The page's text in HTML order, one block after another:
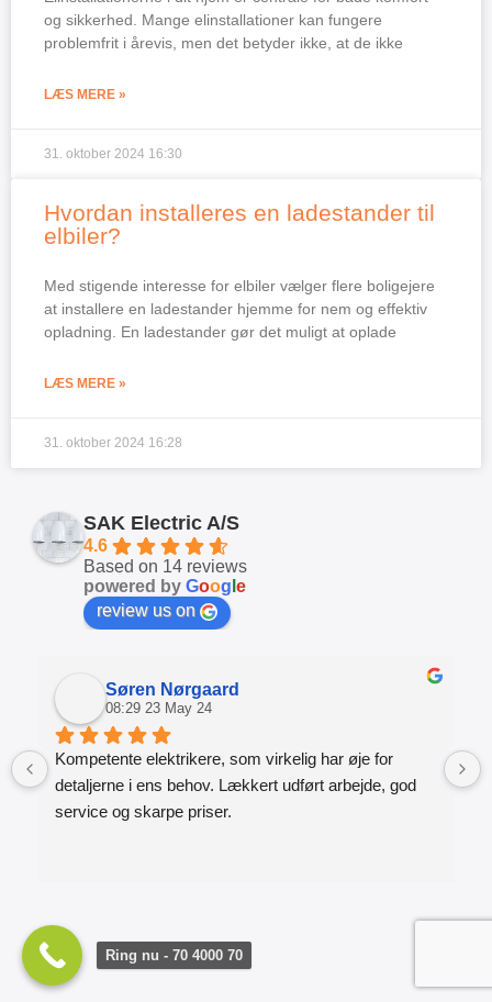
og sikkerhed. Mange elinstallationer kan fungere
problemfrit i årevis, men det betyder ikke, at de ikke
LÆS MERE »
31. oktober 2024 16:30
Hvordan installeres en ladestander til
elbiler?
Med stigende interesse for elbiler vælger flere boligejere
at installere en ladestander hjemme for nem og effektiv
opladning. En ladestander gør det muligt at oplade
LÆS MERE »
31. oktober 2024 16:28
SAK Electric A/S
4.6
Based on 14 reviews
powered by Goog e
review us on
Søren Nørgaard
08:29 23 May 24
Kompetente elektrikere, som virkelig har øje for
detaljerne i ens behov. Lækkert udført arbejde, god
service og skarpe priser.
Ring nu - 70 4000 70